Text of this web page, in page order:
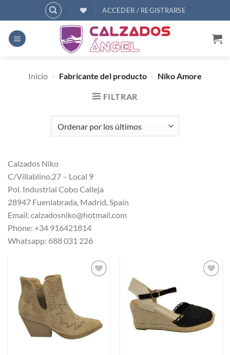
al
contenido
ACCEDER / REGISTRARSE
Inicio - Fabricante del producto - Niko Amore
FILTRAR
Calzados Niko
C/Villablino,27 – Local 9
Pol. Industrial Cobo Calleja
28947 Fuenlabrada, Madrid, Spain
Email: calzadosniko@hotmail.com
Phone: +34 916421814
Whatsapp: 688 031 226